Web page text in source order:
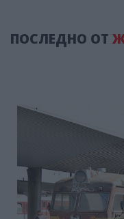
ПОСЛЕДНО ОТ